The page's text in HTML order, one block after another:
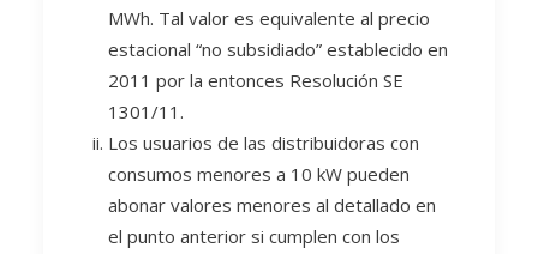
MWh. Tal valor es equivalente al precio
estacional “no subsidiado” establecido en
2011 por la entonces Resolución SE
1301/11.
Los usuarios de las distribuidoras con
consumos menores a 10 kW pueden
abonar valores menores al detallado en
el punto anterior si cumplen con los